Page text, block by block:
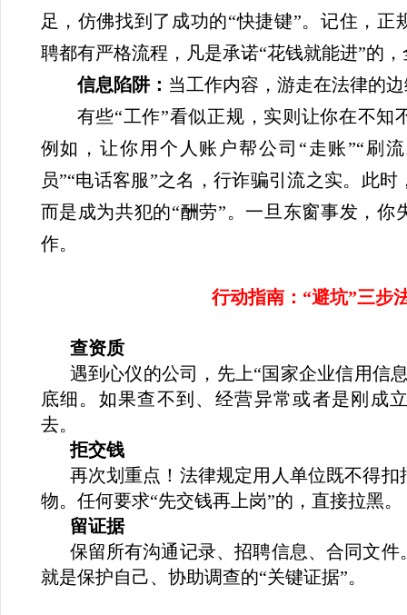
足，仿佛找到了成功的“快捷键”。记住，正
聘都有严格流程，凡是承诺“花钱就能进”的
信息陷阱： 当工作内容，游走在法律的
有些“工作”看似正规，实则让你在不知
例如，让你用个人账户帮公司“走账”“刷
员”“电话客服”之名，行诈骗引流之实。此
而是成为共犯的“酬劳”。一旦东窗事发，你
作。
行动指南：“避坑”三步
查资质
遇到心仪的公司，先上“国家企业信用信
底细。如果查不到、经营异常或者是刚成
去。
拒交钱
再次划重点！法律规定用人单位既不得
物。任何要求“先交钱再上岗”的，直接拉黑。
留证据
保留所有沟通记录、招聘信息、合同文
就是保护自己、协助调查的“关键证据”。